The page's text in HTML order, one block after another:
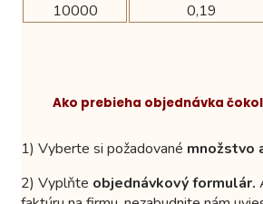
10000 0,19
Ako prebieha objednávka
1) Vyberte si požadované množstvo
2) Vyplňte objednávkový formulár.